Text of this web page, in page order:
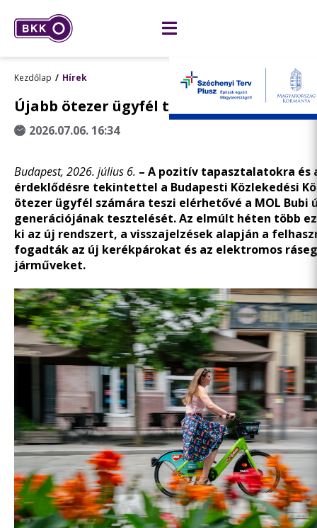
Kezdőlap Hírek
Újabb ötezer ügyfél tesztelheti az új
2026.07.06. 16:34
Budapest, 2026. július 6. – A pozitív tapasztalatokra és
érdeklődésre tekintettel a Budapesti Közlekedési
ötezer ügyfél számára teszi elérhetővé a MOL Bubi
generációjának tesztelését. Az elmúlt héten több
ki az új rendszert, a visszajelzések alapján a
fogadták az új kerékpárokat és az elektromos
járműveket.